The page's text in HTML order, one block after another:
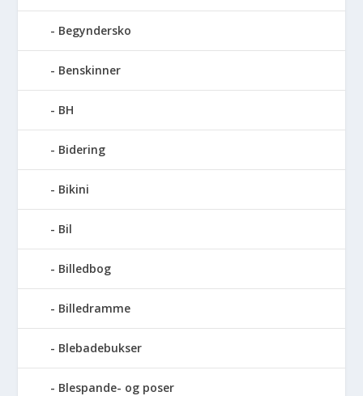
Begyndersko
Benskinner
BH
Bidering
Bikini
Bil
Billedbog
Billedramme
Blebadebukser
Blespande- og poser